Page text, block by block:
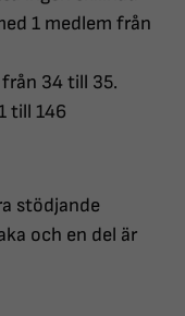
1 medlem från
34 till 35.
till 146
stödjande
och en del är